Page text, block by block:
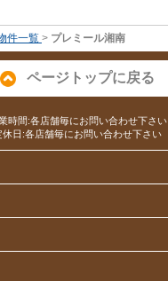
件一覧 > プレミール湘南
ページトップに戻る
時間:各店舗毎にお問い合わせ下さい
休日:各店舗毎にお問い合わせ下さい